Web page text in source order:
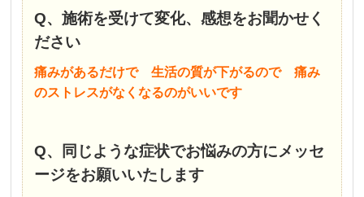
Q、施術を受けて変化、感想をお聞かせく
ださい
痛みがあるだけで 生活の質が下がるので 痛み
のストレスがなくなるのがいいです
Q、同じような症状でお悩みの方にメッセ
ージをお願いいたします